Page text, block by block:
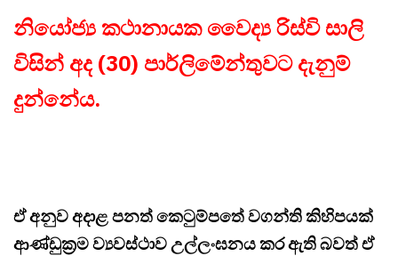
නියෝජ්‍ය කථානායක වෛද්‍ය රිස්වි සාලි
විසින් අද (30) පාර්ලිමේන්තුවට දැනුම්
දුන්නේය.
ඒ අනුව අදාළ පනත් කෙටුම්පතේ වගන්ති කිහිපයක්
ආණ්ඩුක්‍රම ව්‍යවස්ථාව උල්ලංඝනය කර ඇති බවත් ඒ